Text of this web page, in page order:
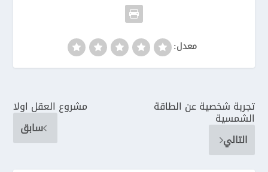
معدل:
مشروع العقل اولا
سابق
تجربة شخصية عن الطاقة
الشمسية
التالي